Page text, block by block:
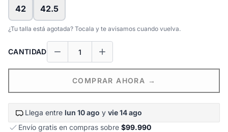
42 42.5
¿Tu talla está agotada? Tocala y te avisamos cuando vuelva.
CANTIDAD
COMPRAR AHORA →
Llega entre lun 10 ago y vie 14 ago
Envío gratis en compras sobre $99.990